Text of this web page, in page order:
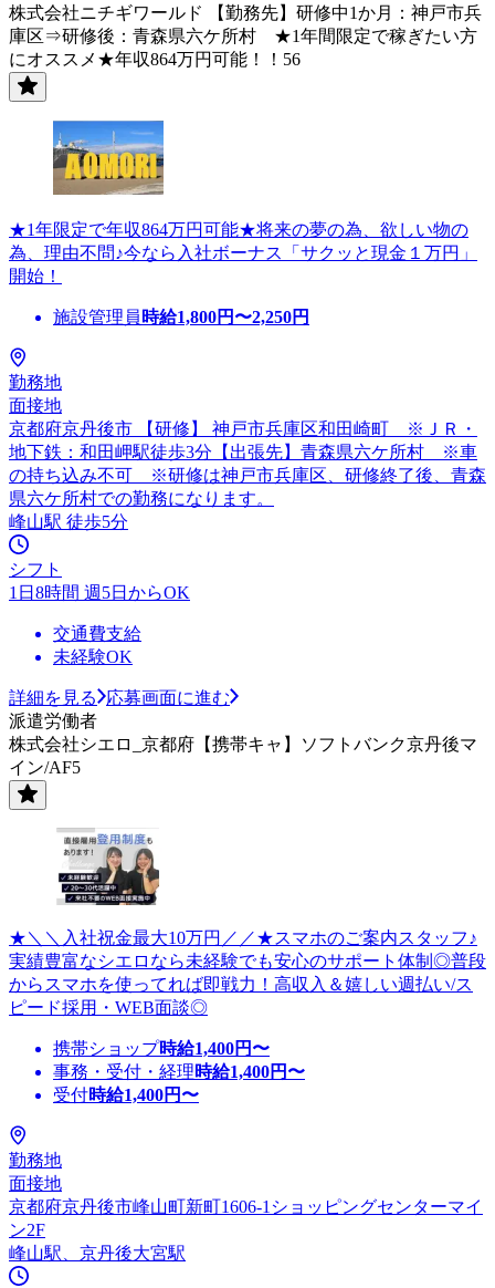
株式会社ニチギワールド 【勤務先】研修中1か月：神戸市兵
庫区⇒研修後：青森県六ケ所村 ★1年間限定で稼ぎたい方
にオススメ★年収864万円可能！！56
★1年限定で年収864万円可能★将来の夢の為、欲しい物の
為、理由不問♪今なら入社ボーナス「サクッと現金１万円」
開始！
施設管理員 時給1,800円〜2,250円
勤務地
面接地
京都府京丹後市 【研修】 神戸市兵庫区和田崎町 ※ＪＲ・
地下鉄：和田岬駅徒歩3分【出張先】青森県六ケ所村 ※車
の持ち込み不可 ※研修は神戸市兵庫区、研修終了後、青森
県六ケ所村での勤務になります。
峰山駅 徒歩5分
シフト
1日8時間 週5日からOK
交通費支給
未経験OK
詳細を見る
応募画面に進む
派遣労働者
株式会社シエロ_京都府【携帯キャ】ソフトバンク京丹後マ
イン/AF5
★＼＼入社祝金最大10万円／／★スマホのご案内スタッフ♪
実績豊富なシエロなら未経験でも安心のサポート体制◎普段
からスマホを使ってれば即戦力！高収入＆嬉しい週払い/ス
ピード採用・WEB面談◎
携帯ショップ時給1,400円〜
事務・受付・経理時給1,400円〜
受付時給1,400円〜
勤務地
面接地
京都府京丹後市峰山町新町1606-1ショッピングセンターマイ
ン2F
峰山駅、京丹後大宮駅